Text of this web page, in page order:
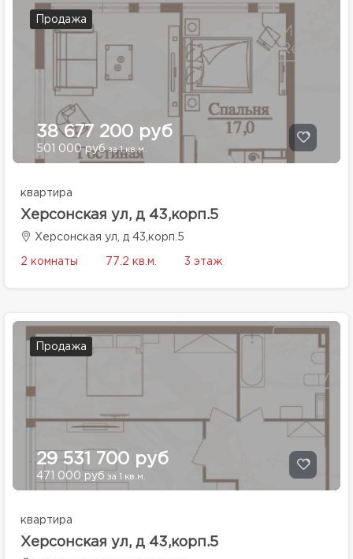
Продажа
38 677 200 руб
501 000 рубза 1 кв.м.
квартира
Херсонская ул, д 43,корп.5
Херсонская ул, д 43,корп.5
2 комнаты 77.2 кв.м. 3 этаж
Продажа
29 531 700 руб
471 000 руб за 1 кв.м.
квартира
Херсонская ул, д 43,корп.5